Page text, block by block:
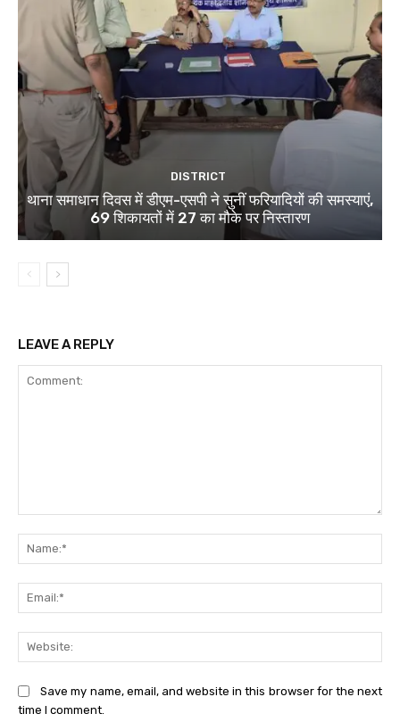
DISTRICT
थाना समाधान दिवस में डीएम-एसपी ने सुनीं फरियादियों की समस्याएं,
69 शिकायतों में 27 का मौके पर निस्तारण
LEAVE A REPLY
Save my name, email, and website in this browser for the next
time I comment.